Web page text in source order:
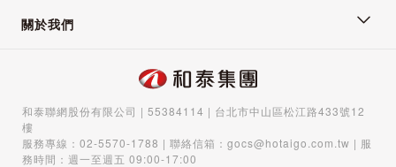
關於我們
和泰聯網股份有限公司 | 55384114 | 台北市中山區松江路433號12
樓
服務專線： 02-5570-1788 | 聯絡信箱： gocs@hotaigo.com.tw | 服
務時間：週一至週五 09:00-17:00